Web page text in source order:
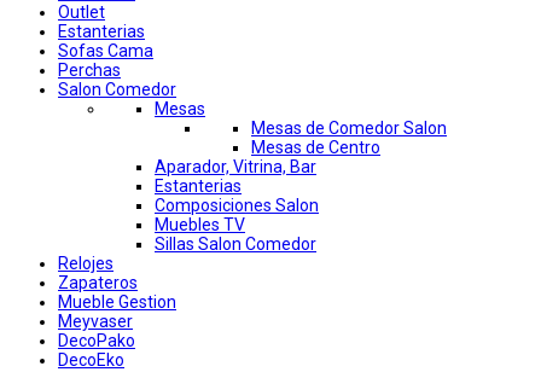
Outlet
Estanterias
Sofas Cama
Perchas
Salon Comedor
Mesas
Mesas de Comedor Salon
Mesas de Centro
Aparador, Vitrina, Bar
Estanterias
Composiciones Salon
Muebles TV
Sillas Salon Comedor
Relojes
Zapateros
Mueble Gestion
Meyvaser
DecoPako
DecoEko